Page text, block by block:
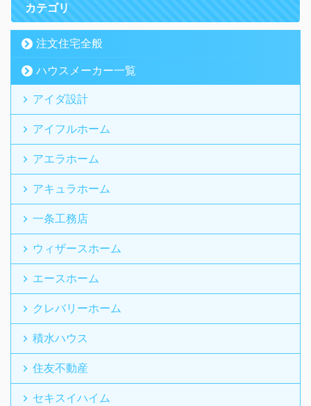
カテゴリ
注文住宅全般
ハウスメーカー一覧
アイダ設計
アイフルホーム
アエラホーム
アキュラホーム
一条工務店
ウィザースホーム
エースホーム
クレバリーホーム
積水ハウス
住友不動産
セキスイハイム